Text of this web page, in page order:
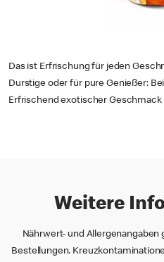
Das ist Erfrischung für jeden
Durstige oder für pure Genießer:
Erfrischend exotischer Geschmack
Weitere
Nährwert- und
Bestellungen.